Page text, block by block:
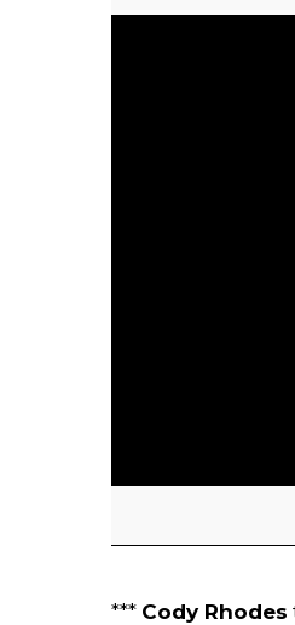
*** Cody Rhodes